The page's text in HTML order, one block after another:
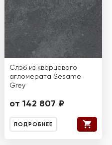
Слэб из кварцевого
агломерата Sesame
Grey
от 142 807 ₽
ПОДРОБНЕЕ